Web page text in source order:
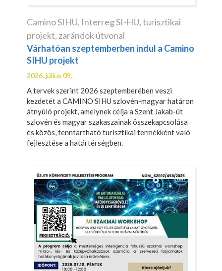
Camino SIHU, Interreg SI-HU,turisztikai
projekt, zarándok útvonal
Várhatóan szeptemberben indul a Camino
SIHU projekt
2026. július 09.
A tervek szerint 2026 szeptemberében veszi
kezdetét a CAMINO SIHU szlovén-magyar határon
átnyúló projekt, amelynek célja a Szent Jakab-út
szlovén és magyar szakaszainak összekapcsolása
és közös, fenntartható turisztikai termékként való
fejlesztése a határtérségben.